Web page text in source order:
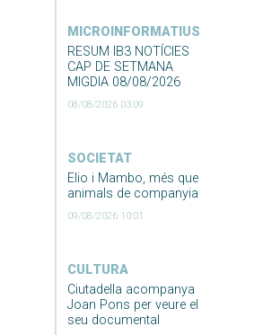
MICROINFORMATIUS
RESUM IB3 NOTÍCIES
CAP DE SETMANA
MIGDIA 08/08/2026
08/08/2026 03:09
SOCIETAT
Elio i Mambo, més que
animals de companyia
09/08/2026 10:01
CULTURA
Ciutadella acompanya
Joan Pons per veure el
seu documental